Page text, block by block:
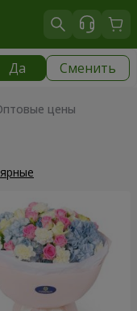
Да Сменить
цены